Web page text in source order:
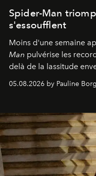
Spider-Man
s'essoufflent
Moins d'une semaine
Man pulvérise les
delà de la lassitude
05.08.2026 by Pauline